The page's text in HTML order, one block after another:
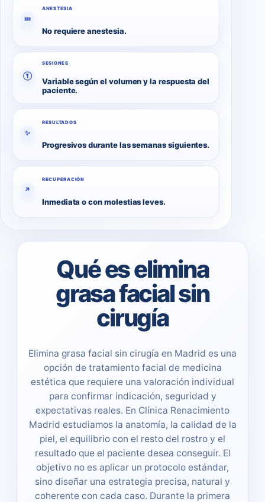
💤
ANESTESIA
No requiere anestesia.
①
SESIONES
Variable según el volumen y la respuesta del
paciente.
✨
RESULTADOS
Progresivos durante las semanas siguientes.
↗
RECUPERACIÓN
Inmediata o con molestias leves.
Qué es elimina
grasa facial sin
cirugía
Elimina grasa facial sin cirugía en Madrid es una
opción de tratamiento facial de medicina
estética que requiere una valoración individual
para confirmar indicación, seguridad y
expectativas reales. En Clínica Renacimiento
Madrid estudiamos la anatomía, la calidad de la
piel, el equilibrio con el resto del rostro y el
resultado que el paciente desea conseguir. El
objetivo no es aplicar un protocolo estándar,
sino diseñar una estrategia precisa, natural y
coherente con cada caso. Durante la primera